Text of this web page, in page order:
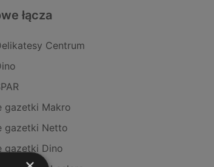
łącza
Centrum
gazetki Makro
gazetki Netto
gazetki Dino